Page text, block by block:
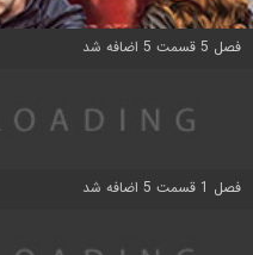
فصل 5 قسمت 5 اضافه شد
فصل 1 قسمت 5 اضافه شد